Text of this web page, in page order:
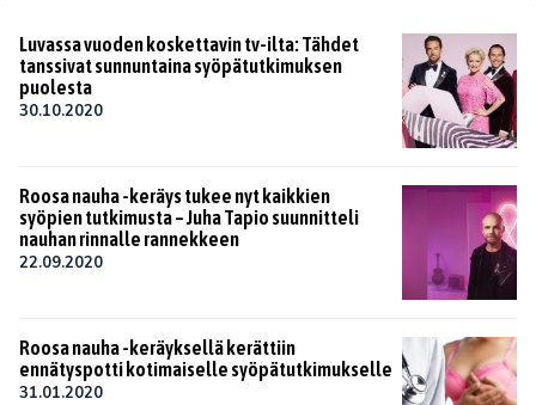
Luvassa vuoden koskettavin tv-ilta: Tähdet
tanssivat sunnuntaina syöpätutkimuksen
puolesta
30.10.2020
Roosa nauha -keräys tukee nyt kaikkien
syöpien tutkimusta – Juha Tapio suunnitteli
nauhan rinnalle rannekkeen
22.09.2020
Roosa nauha -keräyksellä kerättiin
ennätyspotti kotimaiselle syöpätutkimukselle
31.01.2020